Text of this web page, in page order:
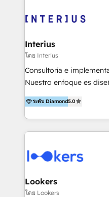
HubSpot Partner der
EMEA in Q1 2025.
Interius
โดย Interius
Consultoría e
Nuestro enfoque es
la mejor forma de
ayudándolas a utilizar la
hacer rentables sus
ระดับ Diamond5.0
Lookers
โดย Lookers